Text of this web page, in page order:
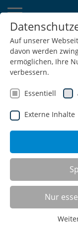
Deutschland Schweiz
Luxemburg
CNC-
Die modularen
weiteres
Auf unserer
davon werden
ermöglichen, Ihre
verbessern.
Essentiell
Externe Inhalte
Nur